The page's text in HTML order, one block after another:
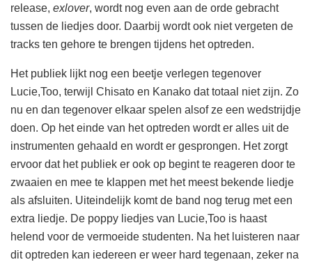
release, exlover, wordt nog even aan de orde gebracht
tussen de liedjes door. Daarbij wordt ook niet vergeten de
tracks ten gehore te brengen tijdens het optreden.
Het publiek lijkt nog een beetje verlegen tegenover
Lucie,Too, terwijl Chisato en Kanako dat totaal niet zijn. Zo
nu en dan tegenover elkaar spelen alsof ze een wedstrijdje
doen. Op het einde van het optreden wordt er alles uit de
instrumenten gehaald en wordt er gesprongen. Het zorgt
ervoor dat het publiek er ook op begint te reageren door te
zwaaien en mee te klappen met het meest bekende liedje
als afsluiten. Uiteindelijk komt de band nog terug met een
extra liedje. De poppy liedjes van Lucie,Too is haast
helend voor de vermoeide studenten. Na het luisteren naar
dit optreden kan iedereen er weer hard tegenaan, zeker na